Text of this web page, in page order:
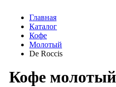
Главная
Каталог
Кофе
Молотый
De Roccis
Кофе молотый